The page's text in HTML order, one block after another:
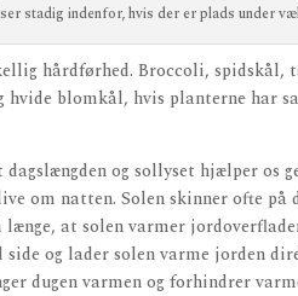
stadig indenfor, hvis der er plads under
hårdførhed. Broccoli, spidskål,
blomkål, hvis planterne har
og sollyset hjælper os
om natten. Solen skinner ofte på
at solen varmer
og lader solen varme jorden
dugen varmen og forhindrer